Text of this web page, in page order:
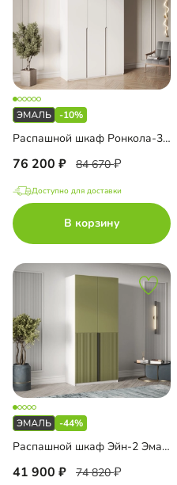
-10%
Распашной шкаф Ронкола-3 Эмаль с антресолью
76 200 84 670
Доступно для доставки
В корзину
-44%
Распашной шкаф Эйн-2 Эмаль Декор 1
41 900 74 820